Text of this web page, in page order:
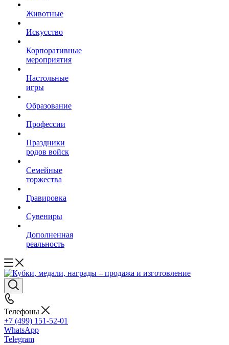
Животные
Искусство
Корпоративные
мероприятия
Настольные
игры
Образование
Профессии
Праздники
родов войск
Семейные
торжества
Гравировка
Сувениры
Дополненная
реальность
Телефоны
+7 (499) 151-52-01
WhatsApp
Telegram